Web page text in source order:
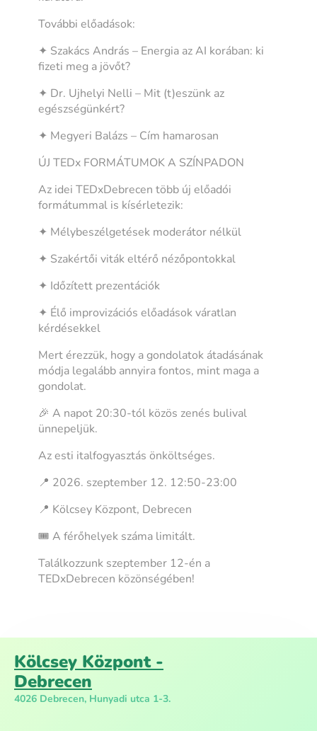
További előadások:
✦ Szakács András – Energia az AI korában: ki
fizeti meg a jövőt?
✦ Dr. Ujhelyi Nelli – Mit (t)eszünk az
egészségünkért?
✦ Megyeri Balázs – Cím hamarosan
ÚJ TEDx FORMÁTUMOK A SZÍNPADON
Az idei TEDxDebrecen több új előadói
formátummal is kísérletezik:
✦ Mélybeszélgetések moderátor nélkül
✦ Szakértői viták eltérő nézőpontokkal
✦ Időzített prezentációk
✦ Élő improvizációs előadások váratlan
kérdésekkel
Mert érezzük, hogy a gondolatok átadásának
módja legalább annyira fontos, mint maga a
gondolat.
🎉 A napot 20:30-tól közös zenés bulival
ünnepeljük.
Az esti italfogyasztás önköltséges.
📍 2026. szeptember 12. 12:50-23:00
📍 Kölcsey Központ, Debrecen
🎟️ A férőhelyek száma limitált.
Találkozzunk szeptember 12-én a
TEDxDebrecen közönségében!
Kölcsey Központ -
Debrecen
4026 Debrecen, Hunyadi utca 1-3.